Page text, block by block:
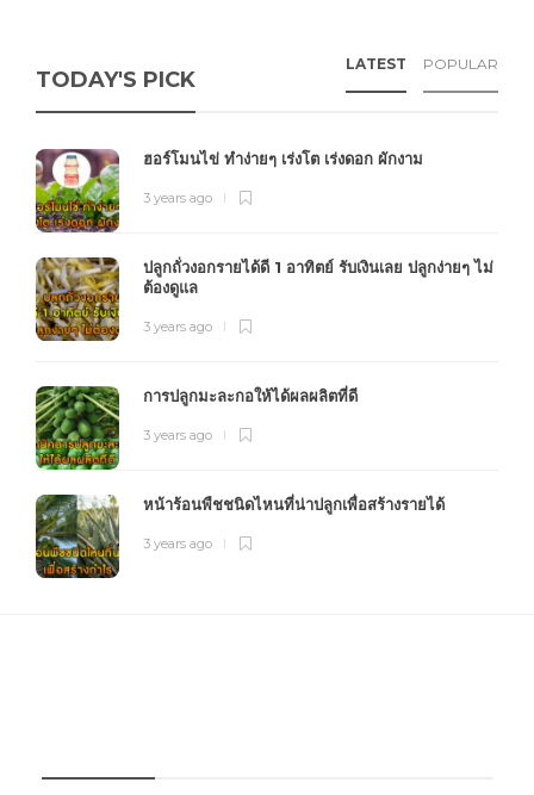
TODAY'S PICK
LATEST POPULAR
ฮอร์โมนไข่ ทำง่ายๆ เร่งโต เร่งดอก ผักงาม
3 years ago
ปลูกถั่วงอกรายได้ดี 1 อาทิตย์ รับเงินเลย ปลูกง่ายๆ ไม่
ต้องดูแล
3 years ago
การปลูกมะละกอให้ได้ผลผลิตที่ดี
3 years ago
หน้าร้อนพืชชนิดไหนที่น่าปลูกเพื่อสร้างรายได้
3 years ago